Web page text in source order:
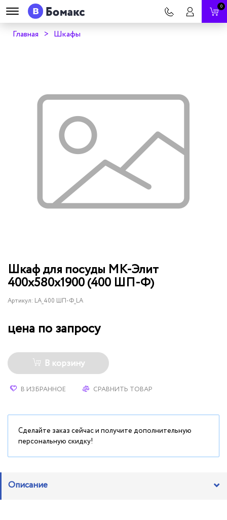
0
Главная Шкафы
Шкаф для посуды МК-Элит
400х580х1900 (400 ШП-Ф)
Артикул: LA_400 ШП-Ф_LA
цена по запросу
В корзину
В ИЗБРАННОЕ СРАВНИТЬ ТОВАР
Сделайте заказ сейчас и получите дополнительную
персональную скидку!
Описание